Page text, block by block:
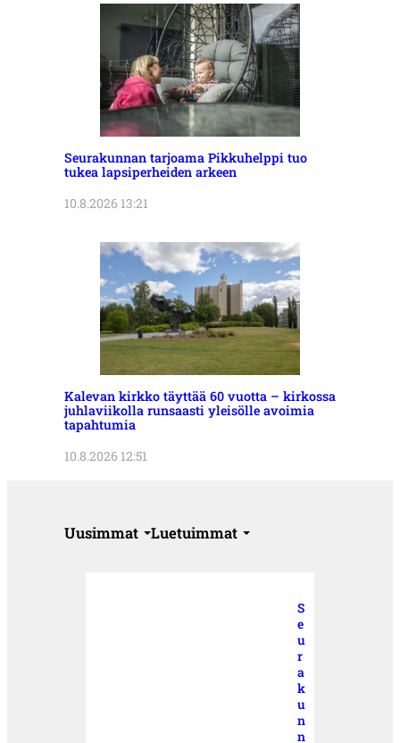
Seurakunnan tarjoama Pikkuhelppi tuo
tukea lapsiperheiden arkeen
10.8.2026 13:21
Kalevan kirkko täyttää 60 vuotta – kirkossa
juhlaviikolla runsaasti yleisölle avoimia
tapahtumia
10.8.2026 12:51
Uusimmat Luetuimmat
S
e
u
r
a
k
u
n
n